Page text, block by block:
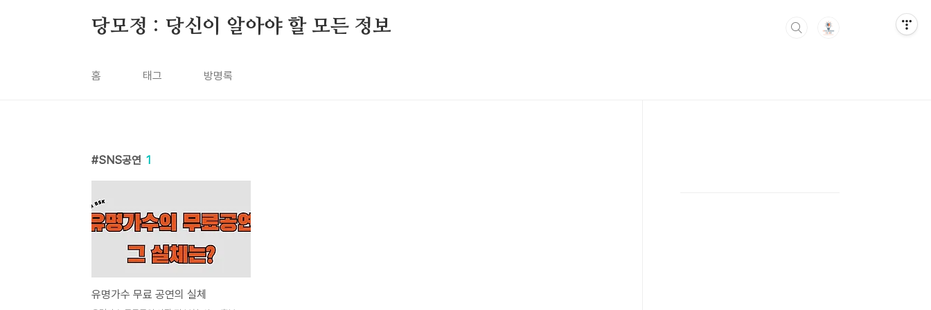
당모정 : 당신이 알아야 할 모든 정보
홈 태그 방명록
SNS공연 1
유명가수 무료 공연의 실체